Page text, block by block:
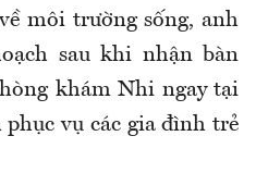
môi trường sống, anh
sau khi nhận bàn
khám Nhi ngay tại
vụ các gia đình trẻ